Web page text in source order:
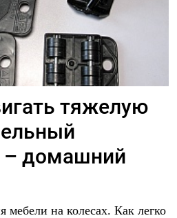
тяжелую
– домашний
мебели на колесах. Как легко